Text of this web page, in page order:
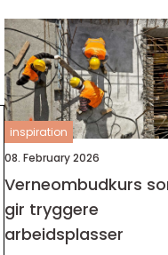
inspiration
08. February 2026
Verneombudkurs
gir tryggere
arbeidsplasser